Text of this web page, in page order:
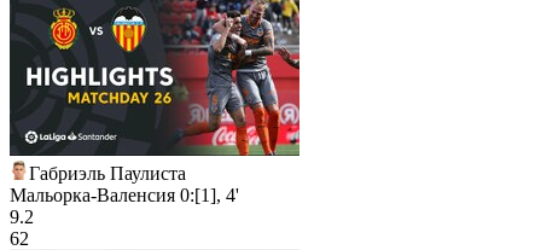
Габриэль Паулиста
Мальорка-Валенсия 0:[1], 4'
9.2
62